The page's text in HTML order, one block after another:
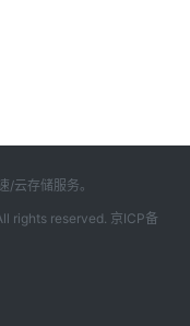
/云存储服务。
rights reserved. 京ICP备